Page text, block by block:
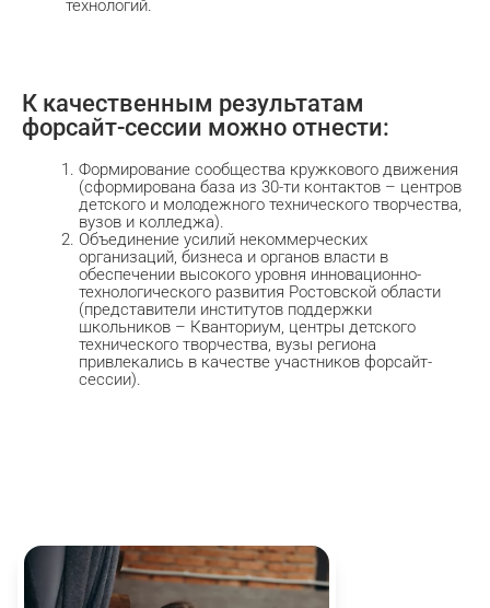
технологий.
К качественным результатам
форсайт-сессии можно отнести:
Формирование сообщества кружкового движения
(сформирована база из 30-ти контактов – центров
детского и молодежного технического творчества,
вузов и колледжа).
Объединение усилий некоммерческих
организаций, бизнеса и органов власти в
обеспечении высокого уровня инновационно-
технологического развития Ростовской области
(представители институтов поддержки
школьников – Кванториум, центры детского
технического творчества, вузы региона
привлекались в качестве участников форсайт-
сессии).